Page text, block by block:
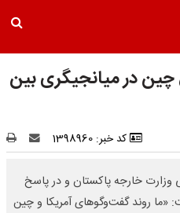
در میانجیگری بین
کد خبر: 1398960
خارجه پاکستان و در پاسخ
«ما روند گفت‌وگوهای آمریکا و چین